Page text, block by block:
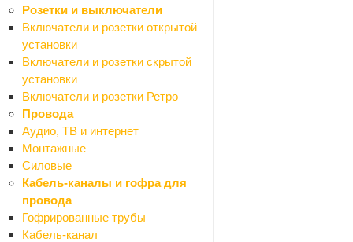
Розетки и выключатели
Включатели и розетки открытой
установки
Включатели и розетки скрытой
установки
Включатели и розетки Ретро
Провода
Аудио, ТВ и интернет
Монтажные
Силовые
Кабель-каналы и гофра для
провода
Гофрированные трубы
Кабель-канал
Душевые кабины, поддоны
Душевые двери
Душевые ограждения
Поддоны
Уплотнители
Мебель для ванной комнаты
Назад
Мебель для ванной комнаты